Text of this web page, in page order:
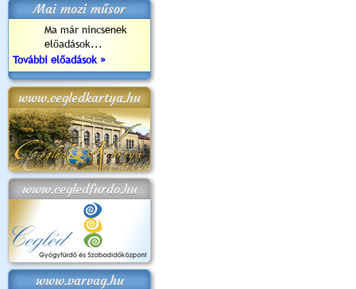
Mai mozi műsor
Ma már nincsenek
előadások...
További előadások »
www.cegledkartya.hu
www.cegledfurdo.hu
www.varvag.hu